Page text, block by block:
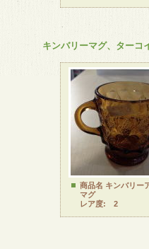
キンバリーマグ、ターコ
商品名 キンバリー
マグ
レア度: 2